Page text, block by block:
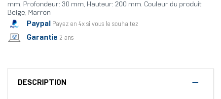
mm, Profondeur: 30 mm, Hauteur: 200 mm. Couleur du produit:
Beige, Marron
Paypal Payez en 4x si vous le souhaitez
Garantie 2 ans
DESCRIPTION